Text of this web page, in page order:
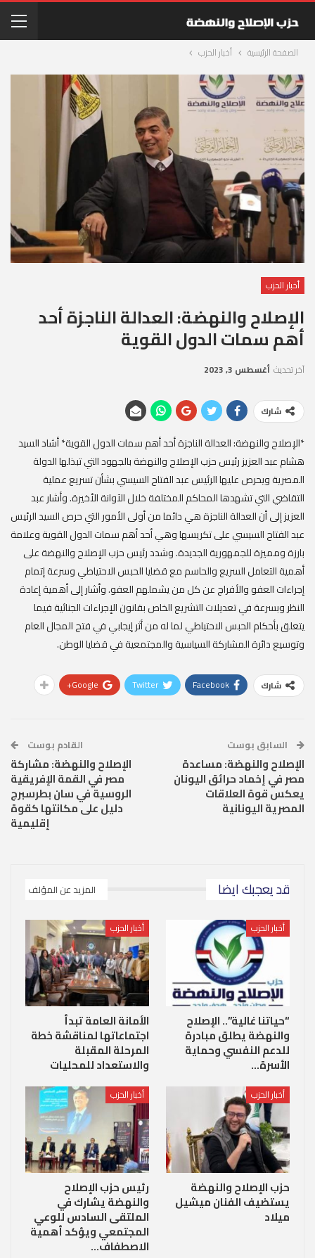
الصفحة الرئيسية أخبار الحزب
أخبار الحزب
الإصلاح والنهضة: العدالة الناجزة أحد
أهم سمات الدول القوية
آخر تحديث أغسطس 3, 2023
شارك
*الإصلاح والنهضة: العدالة الناجزة أحد أهم سمات الدول القوية* أشاد السيد
هشام عبد العزيز رئيس حزب الإصلاح والنهضة بالجهود التي تبذلها الدولة
المصرية ويحرص عليها الرئيس عبد الفتاح السيسي بشأن تسريع عملية
التقاضي التي تشهدها المحاكم المختلفة خلال الآوانة الأخيرة. وأشار عبد
العزيز إلى أن العدالة الناجزة هي دائما من أولى الأمور التي حرص السيد الرئيس
عبد الفتاح السيسي على تكريسها وهي أحد أهم سمات الدول القوية وعلامة
بارزة ومميزة للجمهورية الجديدة. وشدد رئيس حزب الإصلاح والنهضة على
أهمية التعامل السريع والحاسم مع قضايا الحبس الاحتياطي وسرعة إتمام
إجراءات العفو والأفراج عن كل من يشملهم العفو. وأشار إلى أهمية إعادة
النظر وبسرعة في تعديلات التشريع الخاص بقانون الإجراءات الجنائية فيما
يتعلق بأحكام الحبس الاحتياطي لما له من أثر إيجابي في فتح المجال العام
وتوسيع دائرة المشاركة السياسية والمجتمعية في قضايا الوطن.
شارك Facebook
Twitter
Google+
السابق بوست
الإصلاح والنهضة: مساعدة
مصر في إخماد حرائق اليونان
يعكس قوة العلاقات
المصرية اليونانية
القادم بوست
الإصلاح والنهضة: مشاركة
مصر في القمة الإفريقية
الروسية في سان بطرسبرج
دليل على مكانتها كقوة
إقليمية
قد يعجبك ايضا المزيد عن المؤلف
أخبار الحزب
“حياتنا غالية”.. الإصلاح
والنهضة يطلق مبادرة
للدعم النفسي وحماية
الأسرة…
أخبار الحزب
الأمانة العامة تبدأ
اجتماعاتها لمناقشة خطة
المرحلة المقبلة
والاستعداد للمحليات
أخبار الحزب
حزب الإصلاح والنهضة
يستضيف الفنان ميشيل
ميلاد
أخبار الحزب
رئيس حزب الإصلاح
والنهضة يشارك في
الملتقى السادس للوعي
المجتمعي ويؤكد أهمية
الاصطفاف…